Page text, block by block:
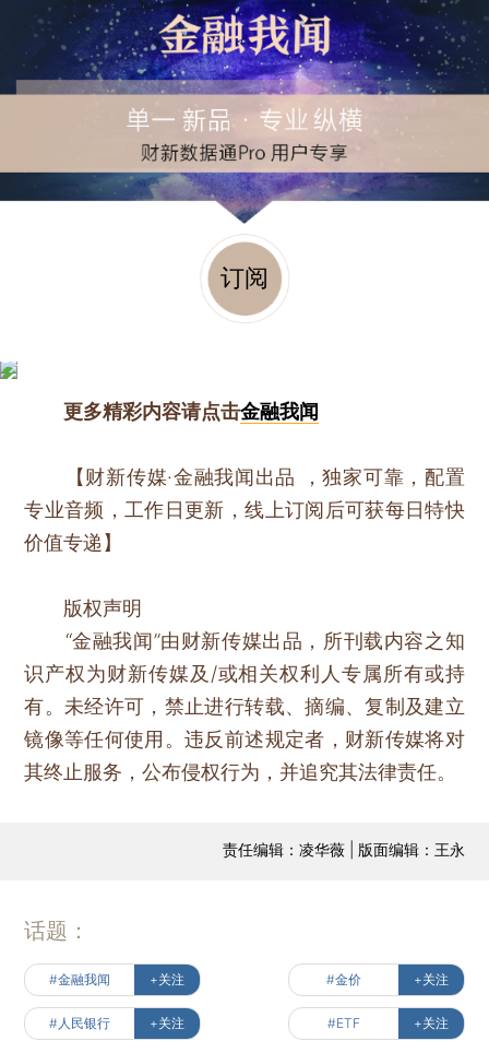
订阅
更多精彩内容请点击金融我闻
【财新传媒·金融我闻出品 ，独家可靠，配置
专业音频，工作日更新，线上订阅后可获每日特快
价值专递】
版权声明
“金融我闻”由财新传媒出品，所刊载内容之知
识产权为财新传媒及/或相关权利人专属所有或持
有。未经许可，禁止进行转载、摘编、复制及建立
镜像等任何使用。违反前述规定者，财新传媒将对
其终止服务，公布侵权行为，并追究其法律责任。
责任编辑：凌华薇 | 版面编辑：王永
话题：
#金融我闻 +关注 #金价 +关注
#人民银行 +关注 #ETF +关注